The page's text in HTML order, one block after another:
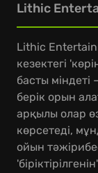
Lithic
Lithic
кезектегі
басты
берік орын
арқылы олар
көрсетеді,
ойын